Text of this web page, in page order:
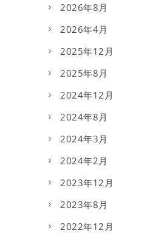
2026年8月
2026年4月
2025年12月
2025年8月
2024年12月
2024年8月
2024年3月
2024年2月
2023年12月
2023年8月
2022年12月